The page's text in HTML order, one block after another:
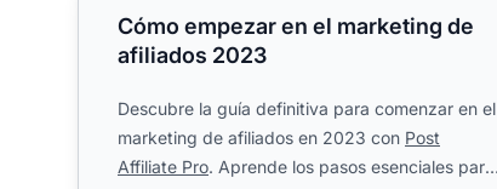
Cómo empezar en el marketing de
afiliados 2023
Descubre la guía definitiva para comenzar en el
marketing de afiliados en 2023 con Post
Affiliate Pro. Aprende los pasos esenciales para